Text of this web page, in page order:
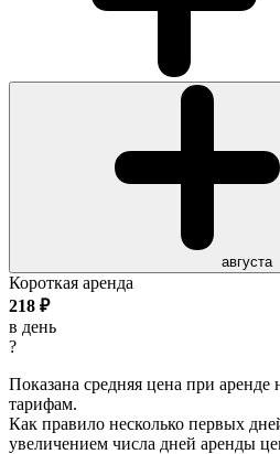
августа
Короткая аренда
218 ₽
в день
?
Показана средняя цена при
тарифам.
Как правило несколько первых
увеличением числа дней аренды